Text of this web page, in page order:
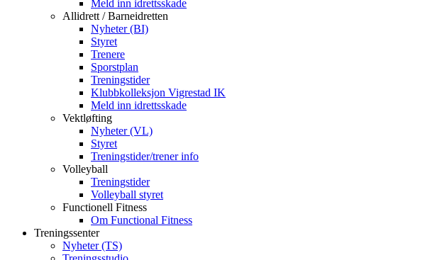
Meld inn idrettsskade
Allidrett / Barneidretten
Nyheter (BI)
Styret
Trenere
Sporstplan
Treningstider
Klubbkolleksjon Vigrestad IK
Meld inn idrettsskade
Vektløfting
Nyheter (VL)
Styret
Treningstider/trener info
Volleyball
Treningstider
Volleyball styret
Functionell Fitness
Om Functional Fitness
Treningssenter
Nyheter (TS)